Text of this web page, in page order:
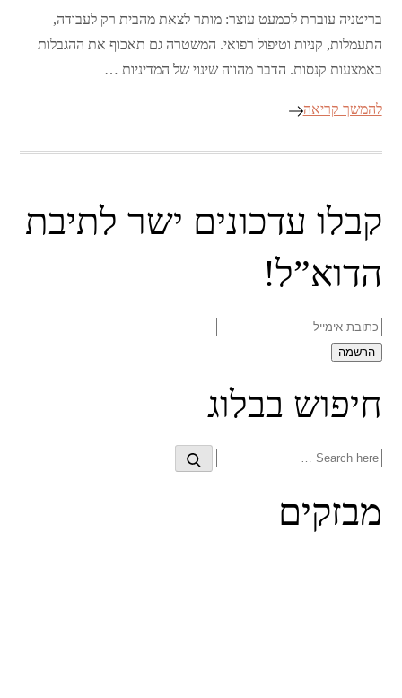
בריטניה עוברת לכמעט עוצר: מותר לצאת מהבית רק לעבודה,
התעמלות, קניות וטיפול רפואי. המשטרה גם תאכוף את ההגבלות
באמצעות קנסות. הדבר מהווה שינוי של המדיניות …
להמשך קריאה
קבלו עדכונים ישר לתיבת
הדוא”ל!
חיפוש בבלוג
Search
Search
מבזקים